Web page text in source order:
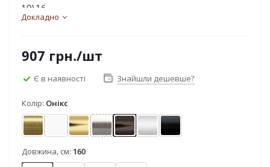
19\16...
Докладно
907 грн./шт
Є в наявності Знайшли дешевше?
Колір: Онікс
Антик АрктісЗолотоНержавіюча сталь
ОніксСатин Чорний оксамит
Довжина, см: 160